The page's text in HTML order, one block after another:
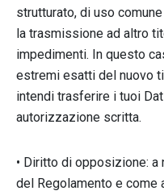
strutturato, di uso
la trasmissione ad altro
impedimenti. In questo
estremi esatti del nuovo
intendi trasferire i tuoi
autorizzazione scritta.
• Diritto di opposizione: a
del Regolamento e come